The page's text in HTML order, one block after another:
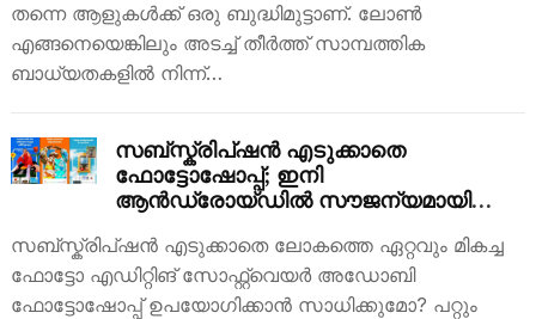
തന്നെ ആളുകൾക്ക് ഒരു ബുദ്ധിമുട്ടാണ്. ലോൺ
എങ്ങനെയെങ്കിലും അടച്ച് തീർത്ത് സാമ്പത്തിക
ബാധ്യതകളിൽ നിന്ന്…
സബ്സ്ക്രിപ്ഷൻ എടുക്കാതെ
ഫോട്ടോഷോപ്പ്; ഇനി
ആൻഡ്രോയ്ഡിൽ സൗജന്യമായി
സബ്സ്ക്രിപ്ഷൻ എടുക്കാതെ ലോകത്തെ ഏറ്റവും മികച്ച
ഫോട്ടോ എഡിറ്റിങ് സോഫ്റ്റ്‌വെയർ അഡോബി
ഫോട്ടോഷോപ്പ് ഉപയോഗിക്കാൻ സാധിക്കുമോ? പറ്റും